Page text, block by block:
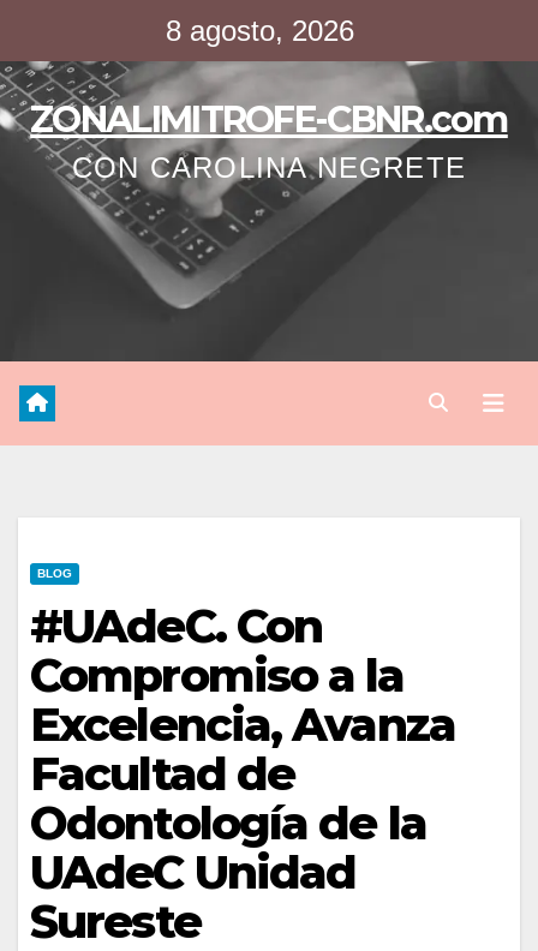
contenido
8 agosto, 2026
ZONALIMITROFE-CBNR.com
CON CAROLINA NEGRETE
BLOG
#UAdeC. Con
Compromiso a la
Excelencia, Avanza
Facultad de
Odontología de la
UAdeC Unidad
Sureste